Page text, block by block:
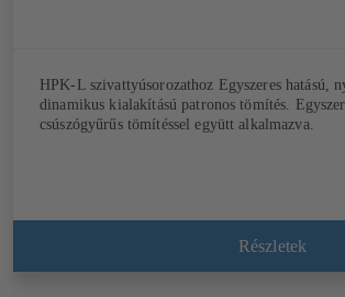
HPK-L szivattyúsorozathoz Egyszeres hatású,
dinamikus kialakítású patronos tömítés.
csúszógyűrűs tömítéssel együtt alkalmazva.
Részletek